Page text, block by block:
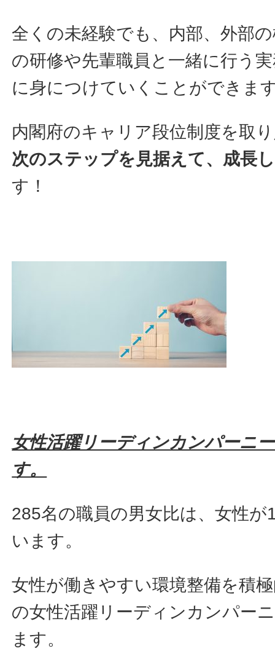
全くの未経験でも、内部、外部
の研修や先輩職員と一緒に行う
に身につけていくことができま
内閣府のキャリア段位制度を取
次のステップを見据えて、成長
す！
女性活躍リーディンカンパーニ
す。
285名の職員の男女比は、女性
います。
女性が働きやすい環境整備を積
の女性活躍リーディンカンパー
ます。